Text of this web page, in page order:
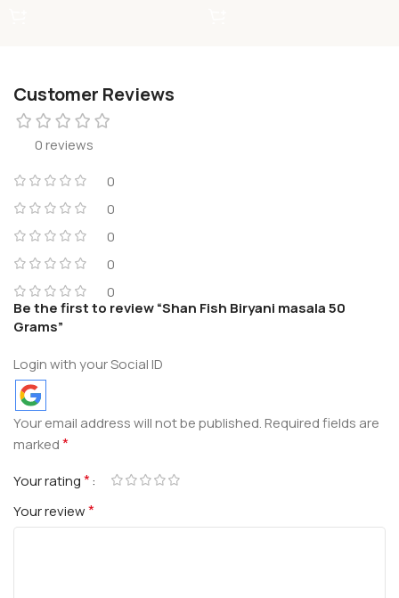
Customer Reviews
0 reviews
0
0
0
0
0
Be the first to review “Shan Fish Biryani masala 50
Grams”
Login with your Social ID
Your email address will not be published.Required fields are
marked*
Your rating*
Your review*